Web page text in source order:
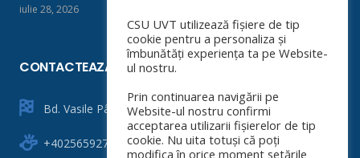
iulie 28, 2026
CONTACTEAZĂ-NE
Bd. Vasile Pârvan nr. 4
+40256592760
CSU UVT utilizează fișiere de tip
cookie pentru a personaliza și
îmbunătăți experiența ta pe Website-
ul nostru.
Prin continuarea navigării pe
Website-ul nostru confirmi
acceptarea utilizarii fișierelor de tip
cookie. Nu uita totuși că poți
modifica în orice moment setările